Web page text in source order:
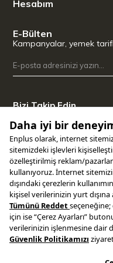
Hesabım
E-Bülten
Kampanyalar, yemek
Bizi Takip Edin
Uygulamamızı İndirin
Copyright © 2025